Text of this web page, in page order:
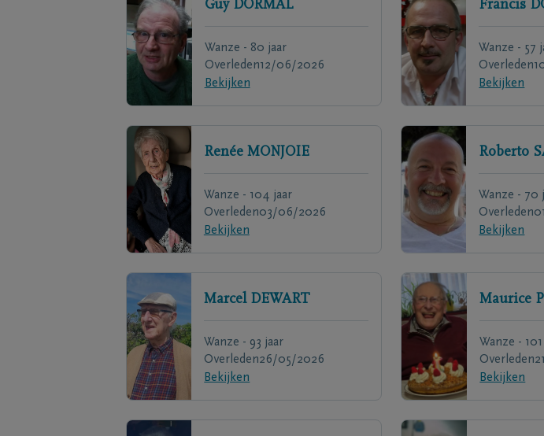
Guy DORMAL
Wanze - 80 jaar
Overleden12/06/2026
Bekijken
Francis
Wanze - 57
Overleden
Bekijken
Renée MONJOIE
Wanze - 104 jaar
Overleden03/06/2026
Bekijken
Roberto
Wanze - 70
Overleden
Bekijken
Marcel DEWART
Wanze - 93 jaar
Overleden26/05/2026
Bekijken
Maurice
Wanze -
Overleden
Bekijken